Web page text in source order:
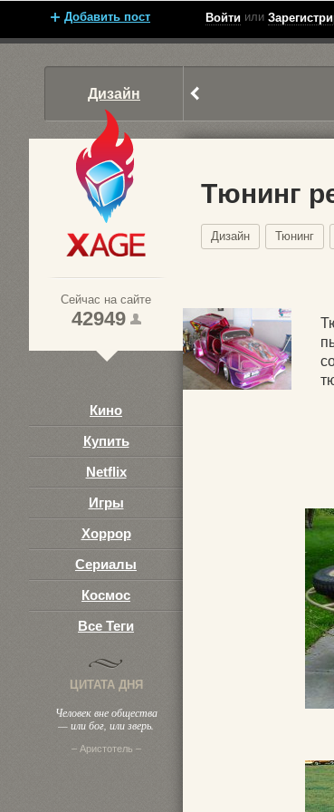
Добавить пост Войти или
Дизайн
1
Сейчас на сайте
42949
Кино
Купить
Netflix
Игры
Хоррор
Сериалы
Космос
Все Теги
ЦИТАТА ДНЯ
Человек вне общества
— или бог, или зверь.
– Аристотель –
Тюнинг
Дизайн Тюнинг